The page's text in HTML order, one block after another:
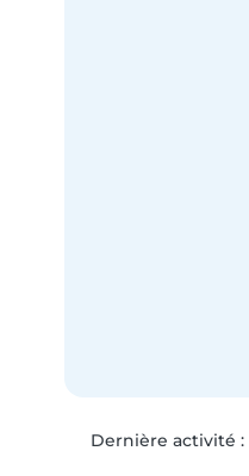
Dernière activité :